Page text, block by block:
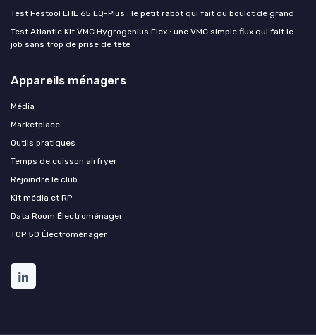
Test Festool EHL 65 EQ-Plus : le petit rabot qui fait du boulot de grand
Test Atlantic Kit VMC Hygrogenius Flex : une VMC simple flux qui fait le
job sans trop de prise de tête
Appareils ménagers
Média
Marketplace
Outils pratiques
Temps de cuisson airfryer
Rejoindre le club
Kit média et RP
Data Room Électroménager
TOP 50 Électroménager